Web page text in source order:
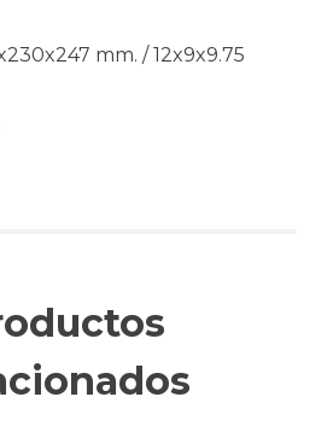
mm. / 12x9x9.75